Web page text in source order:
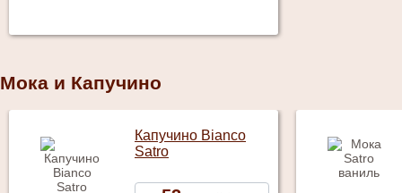
Мока и Капучино
Капучино Bianco
Satro